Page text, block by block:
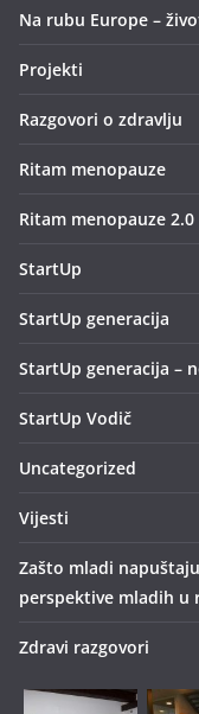
Na rubu Europe –
Projekti
Razgovori o zdravlju
Ritam menopauze
Ritam menopauze 2.0
StartUp
StartUp generacija
StartUp generacija –
StartUp Vodič
Uncategorized
Vijesti
Zašto mladi
perspektive mladih u
Zdravi razgovori